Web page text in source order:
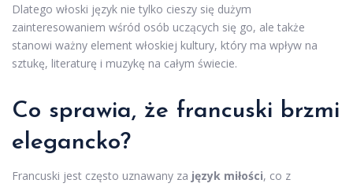
Dlatego włoski język nie tylko cieszy się dużym
zainteresowaniem wśród osób uczących się go, ale także
stanowi ważny element włoskiej kultury, który ma wpływ na
sztukę, literaturę i muzykę na całym świecie.
Co sprawia, że francuski brzmi
elegancko?
Francuski jest często uznawany za język miłości, co z